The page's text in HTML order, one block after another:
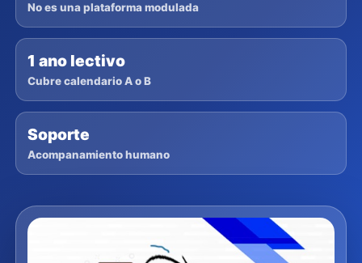
No es una plataforma modulada
1 ano lectivo
Cubre calendario A o B
Soporte
Acompanamiento humano